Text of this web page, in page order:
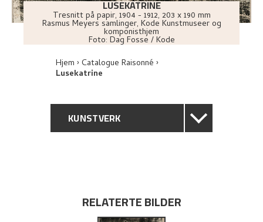
LUSEKATRINE
Tresnitt på papir, 1904 - 1912, 203 x 190 mm
Rasmus Meyers samlinger, Kode Kunstmuseer og
komponisthjem
Foto: Dag Fosse / Kode
Hjem Catalogue Raisonné
Lusekatrine
KUNSTVERK
PROVENIENS
RELATERTE BILDER